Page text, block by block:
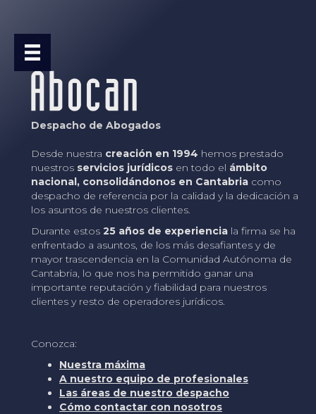
Despacho de Abogados
Desde nuestra creación en 1994 hemos prestado
nuestros servicios jurídicos en todo el ámbito
nacional, consolidándonos en Cantabria como
despacho de referencia por la calidad y la dedicación a
los asuntos de nuestros clientes.
Durante estos 25 años de experiencia la firma se ha
enfrentado a asuntos, de los más desafiantes y de
mayor trascendencia en la Comunidad Autónoma de
Cantabria, lo que nos ha permitido ganar una
importante reputación y fiabilidad para nuestros
clientes y resto de operadores jurídicos.
Conozca:
Nuestra máxima
A nuestro equipo de profesionales
Las áreas de nuestro despacho
Cómo contactar con nosotros